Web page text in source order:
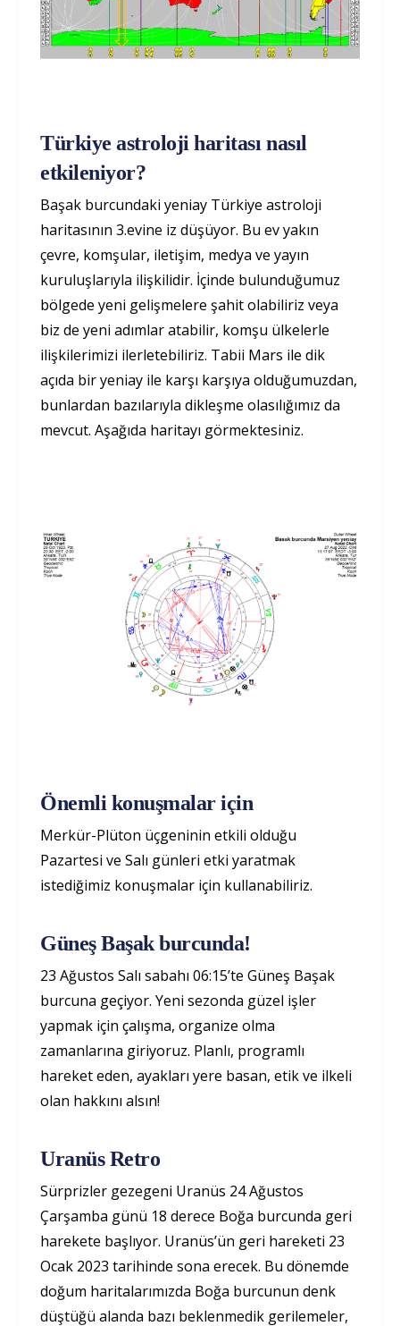
Türkiye astroloji haritası nasıl
etkileniyor?
Başak burcundaki yeniay Türkiye astroloji
haritasının 3.evine iz düşüyor. Bu ev yakın
çevre, komşular, iletişim, medya ve yayın
kuruluşlarıyla ilişkilidir. İçinde bulunduğumuz
bölgede yeni gelişmelere şahit olabiliriz veya
biz de yeni adımlar atabilir, komşu ülkelerle
ilişkilerimizi ilerletebiliriz. Tabii Mars ile dik
açıda bir yeniay ile karşı karşıya olduğumuzdan,
bunlardan bazılarıyla dikleşme olasılığımız da
mevcut. Aşağıda haritayı görmektesiniz.
Önemli konuşmalar için
Merkür-Plüton üçgeninin etkili olduğu
Pazartesi ve Salı günleri etki yaratmak
istediğimiz konuşmalar için kullanabiliriz.
Güneş Başak burcunda!
23 Ağustos Salı sabahı 06:15’te Güneş Başak
burcuna geçiyor. Yeni sezonda güzel işler
yapmak için çalışma, organize olma
zamanlarına giriyoruz. Planlı, programlı
hareket eden, ayakları yere basan, etik ve ilkeli
olan hakkını alsın!
Uranüs Retro
Sürprizler gezegeni Uranüs 24 Ağustos
Çarşamba günü 18 derece Boğa burcunda geri
harekete başlıyor. Uranüs’ün geri hareketi 23
Ocak 2023 tarihinde sona erecek. Bu dönemde
doğum haritalarımızda Boğa burcunun denk
düştüğü alanda bazı beklenmedik gerilemeler,